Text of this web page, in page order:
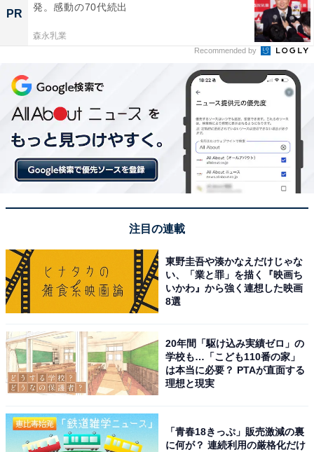
PR
発。感動の70代続出
森永乳業
Recommended by
注目の連載
東野圭吾や湊かなえだけじゃな
い、「業と罪」を描く『映画ち
いかわ』から強く連想した映画
8選
20年間「駆け込み実績ゼロ」の
学校も…「こども110番の家」
は本当に必要？ PTAが直面する
理想と現実
「青春18きっぷ」販売激減の裏
に何が？ 連続利用の厳格化だけ